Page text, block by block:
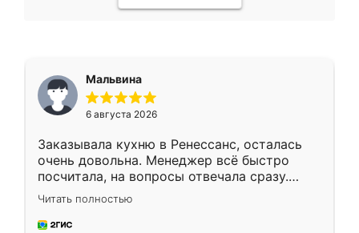
Мальвина
6 августа 2026
Заказывала кухню в Ренессанс, осталась
очень довольна. Менеджер всё быстро
посчитала, на вопросы отвечала сразу.
Замерщик приехал в субботу, подошёл к
делу со всей ответственностью. Собрали
за день, ребята работали аккуратно, даже
Читать полностью